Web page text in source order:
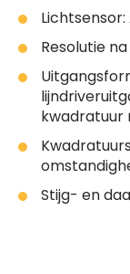
Lichtsensor:
Resolutie
kwadratuur
Stijg- en